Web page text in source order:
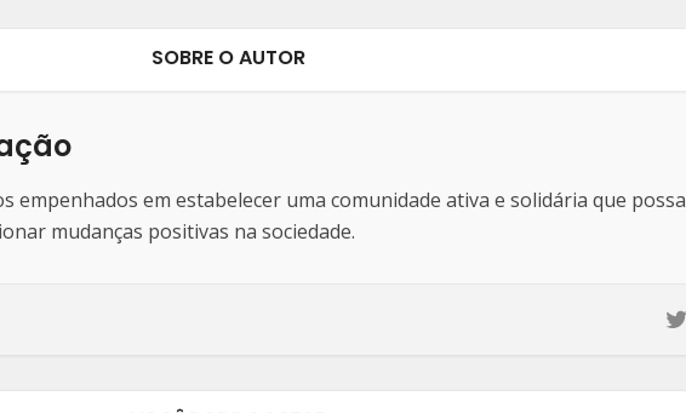
SOBRE O AUTOR
empenhados em estabelecer uma comunidade ativa e solidária que possa
mudanças positivas na sociedade.